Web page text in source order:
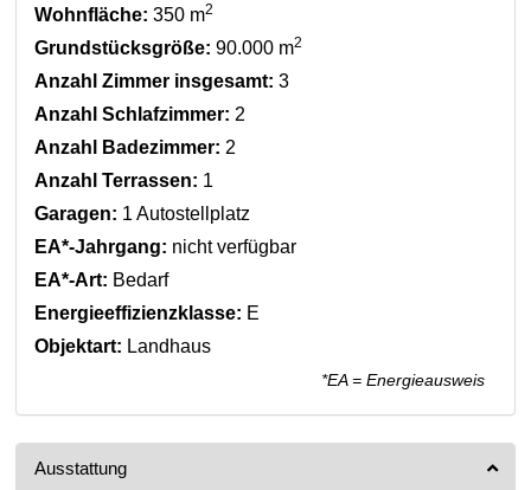
Wohnfläche: 350 m2
Grundstücksgröße: 90.000 m2
Anzahl Zimmer insgesamt: 3
Anzahl Schlafzimmer: 2
Anzahl Badezimmer: 2
Anzahl Terrassen: 1
Garagen: 1 Autostellplatz
EA*-Jahrgang: nicht verfügbar
EA*-Art: Bedarf
Energieeffizienzklasse: E
Objektart: Landhaus
*EA = Energieausweis
Ausstattung